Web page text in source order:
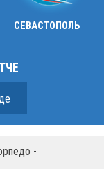
СЕВАСТОПОЛЬ
-